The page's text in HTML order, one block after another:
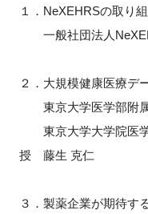
１．NeXEHRSの取り
一般社団法人
２．大規模健康医療デ
東京大学医学部附属
東京大学大学院医学
授 藤生 克仁
３．製薬企業が期待す